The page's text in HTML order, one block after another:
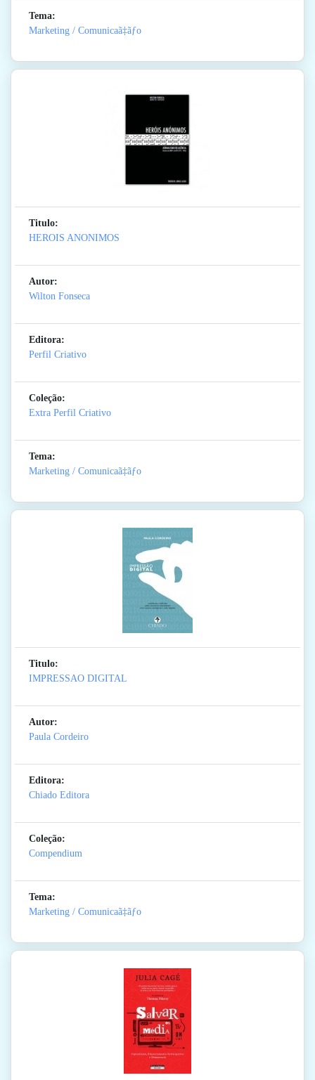
Tema:
Marketing / Comunicaã‡ãƒo
Titulo:
HEROIS ANONIMOS
Autor:
Wilton Fonseca
Editora:
Perfil Criativo
Coleção:
Extra Perfil Criativo
Tema:
Marketing / Comunicaã‡ãƒo
Titulo:
IMPRESSAO DIGITAL
Autor:
Paula Cordeiro
Editora:
Chiado Editora
Coleção:
Compendium
Tema:
Marketing / Comunicaã‡ãƒo